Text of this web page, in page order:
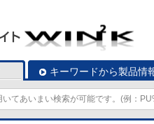
キーワードから製品情